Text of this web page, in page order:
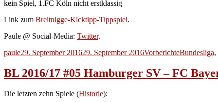
kein Spiel, 1.FC Köln nicht erstklassig
Link zum Breitnigge-Kicktipp-Tippspiel.
Paule @ Social-Media: Twitter.
Autor
pauleVeröffentlicht
29. September 201629. September 2016Kategorien
VorberichteBundesliga,
BL 2016/17 #05 Hamburger SV – FC
Die letzten zehn Spiele (Historie):